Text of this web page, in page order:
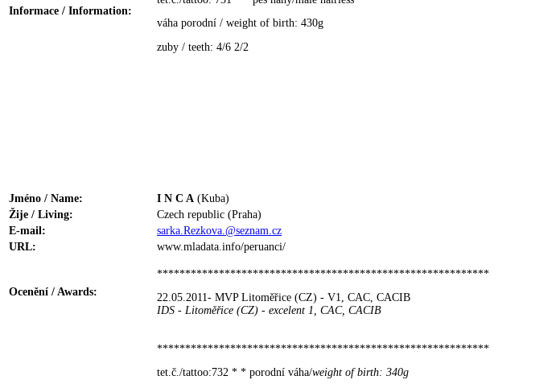
Informace / Information:
váha porodní / weight of birth: 430g
zuby / teeth: 4/6 2/2
Jméno / Name: I N C A (Kuba)
Žije / Living:
Czech republic (Praha)
E-mail:
sarka.Rezkova.@seznam.cz
URL:
www.mladata.info/peruanci/
Ocenění / Awards:
***********************************************************
22.05.2011- MVP Litoměřice (CZ) - V1, CAC, CACIB
IDS - Litoměřice (CZ) - excelent 1, CAC, CACIB
***********************************************************
tet.č./tattoo:732 * * porodní váha/weight of birth: 340g